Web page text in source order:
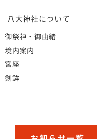
八大神社について
御祭神・御由緒
境内案内
宮座
剣鉾